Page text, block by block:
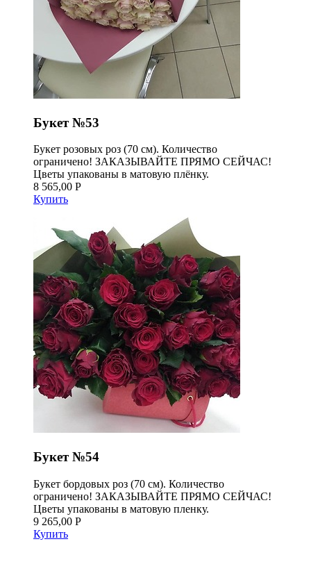
Букет №53
Букет розовых роз (70 см). Количество
ограничено! ЗАКАЗЫВАЙТЕ ПРЯМО СЕЙЧАС!
Цветы упакованы в матовую плёнку.
8 565,00 Р
Купить
Букет №54
Букет бордовых роз (70 см). Количество
ограничено! ЗАКАЗЫВАЙТЕ ПРЯМО СЕЙЧАС!
Цветы упакованы в матовую пленку.
9 265,00 Р
Купить